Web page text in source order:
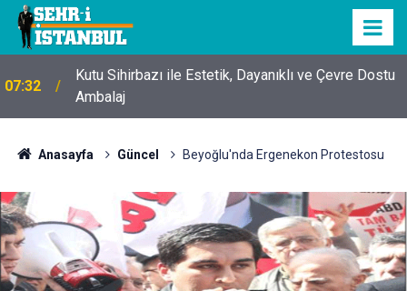
07:32
Kutu Sihirbazı ile Estetik, Dayanıklı ve Çevre Dostu
Ambalaj
Anasayfa Güncel Beyoğlu'nda Ergenekon Protestosu